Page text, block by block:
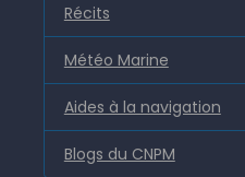
Récits
Météo Marine
Aides à la navigation
Blogs du CNPM